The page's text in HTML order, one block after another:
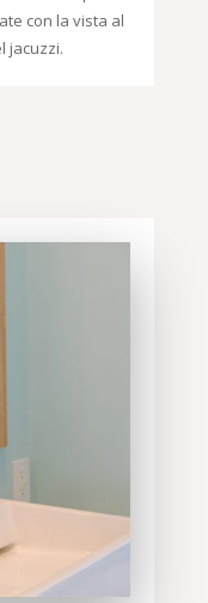
con la vista al
jacuzzi.